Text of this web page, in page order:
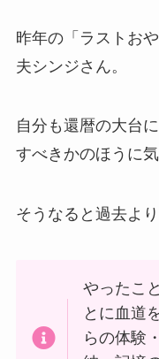
昨年の「ラストお
夫シンジさん。
自分も還暦の大台
すべきかのほうに
そうなると過去より
やったこ
とに血道
らの体験